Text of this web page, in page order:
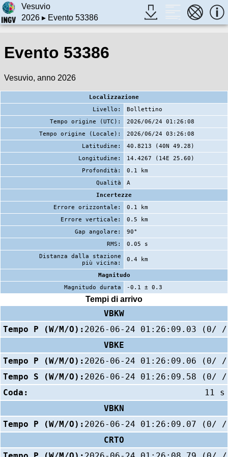
Vesuvio
2026▸ Evento 53386
Evento 53386
Vesuvio, anno 2026
Localizzazione
Livello:
Bollettino
Tempo origine (UTC):
2026/06/24 01:26:08
Tempo origine (Locale):
2026/06/24 03:26:08
Latitudine:
40.8213 (40N 49.28)
Longitudine:
14.4267 (14E 25.60)
Profondità:
0.1 km
Qualità
A
Incertezze
Errore orizzontale:
0.1 km
Errore verticale:
0.5 km
Gap angolare:
90°
RMS:
0.05 s
Distanza dalla stazione
più vicina:
0.4 km
Magnitudo
Magnitudo durata
-0.1 ± 0.3
Tempi di arrivo
VBKW
Tempo P (W/M/O): 2026-06-24 01:26:09.03 (0/
VBKE
Tempo P (W/M/O): 2026-06-24 01:26:09.06 (0/
Tempo S (W/M/O): 2026-06-24 01:26:09.58 (0/
Coda:
11 s
VBKN
Tempo P (W/M/O): 2026-06-24 01:26:09.07 (0/
CRTO